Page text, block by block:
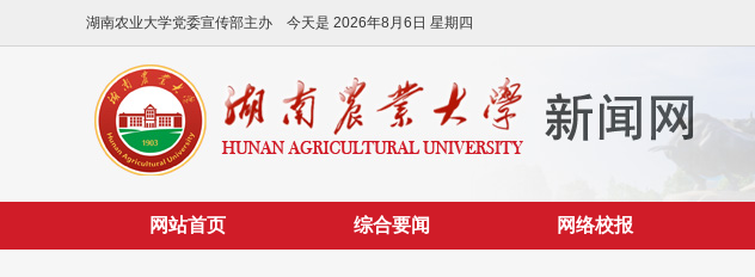
湖南农业大学党委宣传部主办 今天是 2026年8月6日 星期四
网站首页 综合要闻 网络校报